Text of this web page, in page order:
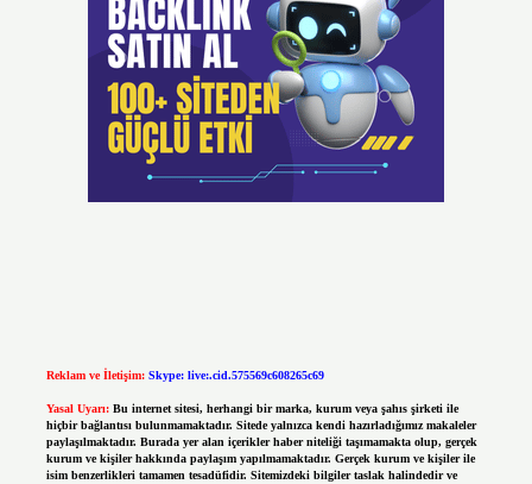
Reklam ve İletişim: Skype: live:.cid.575569c608265c69
Yasal Uyarı: Bu internet sitesi, herhangi bir marka, kurum veya şahıs şirketi ile
hiçbir bağlantısı bulunmamaktadır. Sitede yalnızca kendi hazırladığımız makaleler
paylaşılmaktadır. Burada yer alan içerikler haber niteliği taşımamakta olup, gerçek
kurum ve kişiler hakkında paylaşım yapılmamaktadır. Gerçek kurum ve kişiler ile
isim benzerlikleri tamamen tesadüfidir. Sitemizdeki bilgiler taslak halindedir ve